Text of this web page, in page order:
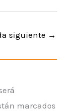
siguiente →
marcados